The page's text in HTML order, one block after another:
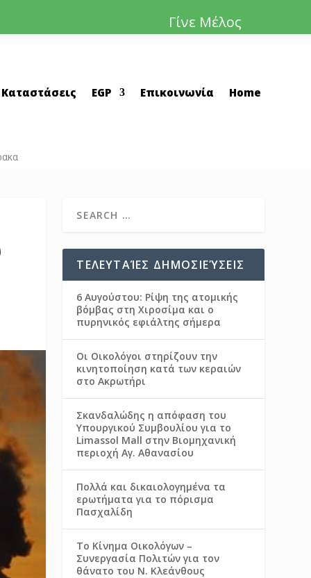
Γίνε Μέλος
EGP Επικοινωνία Home
ΤΕΛΕΥΤΑΊΕΣ ΔΗΜΟΣΙΕΎΣΕΙΣ
6 Αυγούστου: Ρίψη της ατομικής
βόμβας στη Χιροσίμα και ο
πυρηνικός εφιάλτης σήμερα
Οι Οικολόγοι στηρίζουν την
κινητοποίηση κατά των κεραιών
στο Ακρωτήρι
Σκανδαλώδης η απόφαση του
Υπουργικού Συμβουλίου για το
Limassol Mall στην Βιομηχανική
περιοχή Αγ. Αθανασίου
Πολλά και δικαιολογημένα τα
ερωτήματα για το πόρισμα
Πασχαλίδη
Το Κίνημα Οικολόγων –
Συνεργασία Πολιτών για τον
θάνατο του Ν. Κλεάνθους